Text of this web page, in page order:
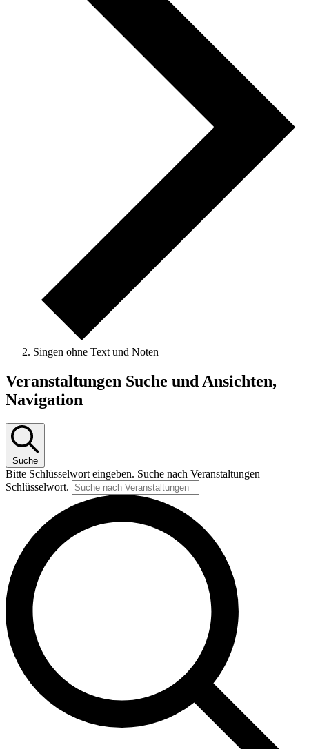
Singen ohne Text und Noten
Veranstaltungen
Veranstaltungen Suche und Ansichten,
Navigation
Suche
Bitte Schlüsselwort eingeben. Suche nach Veranstaltungen
Schlüsselwort.